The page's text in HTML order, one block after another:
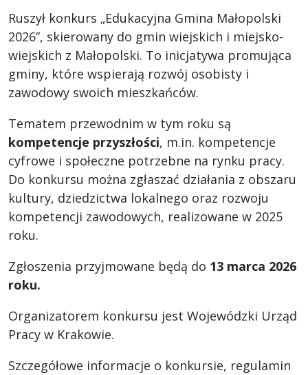
Ruszył konkurs „Edukacyjna Gmina Małopolski
2026”, skierowany do gmin wiejskich i miejsko-
wiejskich z Małopolski. To inicjatywa promująca
gminy, które wspierają rozwój osobisty i
zawodowy swoich mieszkańców.
Tematem przewodnim w tym roku są
kompetencje przyszłości, m.in. kompetencje
cyfrowe i społeczne potrzebne na rynku pracy.
Do konkursu można zgłaszać działania z obszaru
kultury, dziedzictwa lokalnego oraz rozwoju
kompetencji zawodowych, realizowane w 2025
roku.
Zgłoszenia przyjmowane będą do 13 marca 2026
roku.
Organizatorem konkursu jest Wojewódzki Urząd
Pracy w Krakowie.
Szczegółowe informacje o konkursie, regulamin